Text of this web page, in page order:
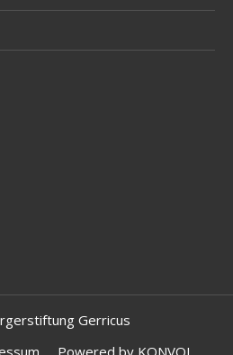
Gerricus
Powered by KONVOI